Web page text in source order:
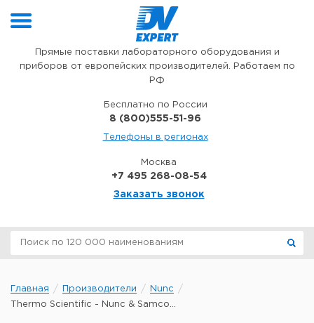
Прямые поставки лабораторного оборудования и
приборов от европейских производителей. Работаем по
РФ
Бесплатно по России
8 (800)555-51-96
Телефоны в регионах
Москва
+7 495 268-08-54
Заказать звонок
Главная Производители
Nunc
Thermo Scientific - Nunc & Samco...